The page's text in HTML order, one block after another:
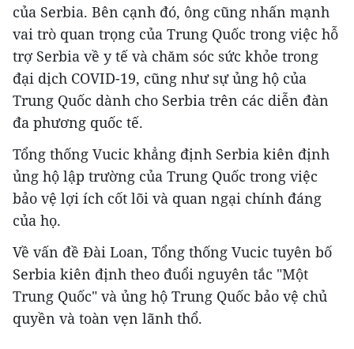
của Serbia. Bên cạnh đó, ông cũng nhấn mạnh
vai trò quan trọng của Trung Quốc trong việc hỗ
trợ Serbia về y tế và chăm sóc sức khỏe trong
đại dịch COVID-19, cũng như sự ủng hộ của
Trung Quốc dành cho Serbia trên các diễn đàn
đa phương quốc tế.
Tổng thống Vucic khẳng định Serbia kiên định
ủng hộ lập trường của Trung Quốc trong việc
bảo vệ lợi ích cốt lõi và quan ngại chính đáng
của họ.
Về vấn đề Đài Loan, Tổng thống Vucic tuyên bố
Serbia kiên định theo đuổi nguyên tắc "Một
Trung Quốc" và ủng hộ Trung Quốc bảo vệ chủ
quyền và toàn vẹn lãnh thổ.